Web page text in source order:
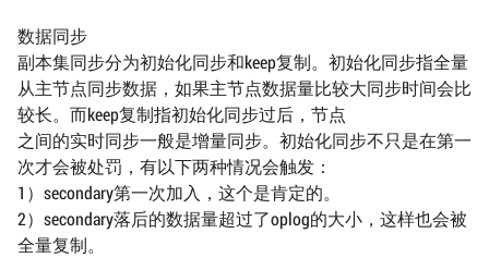
数据同步
副本集同步分为初始化同步和keep复制。初始化同步指全量
从主节点同步数据，如果主节点数据量比较大同步时间会比
较长。而keep复制指初始化同步过后，节点
之间的实时同步一般是增量同步。初始化同步不只是在第一
次才会被处罚，有以下两种情况会触发：
1）secondary第一次加入，这个是肯定的。
2）secondary落后的数据量超过了oplog的大小，这样也会被
全量复制。